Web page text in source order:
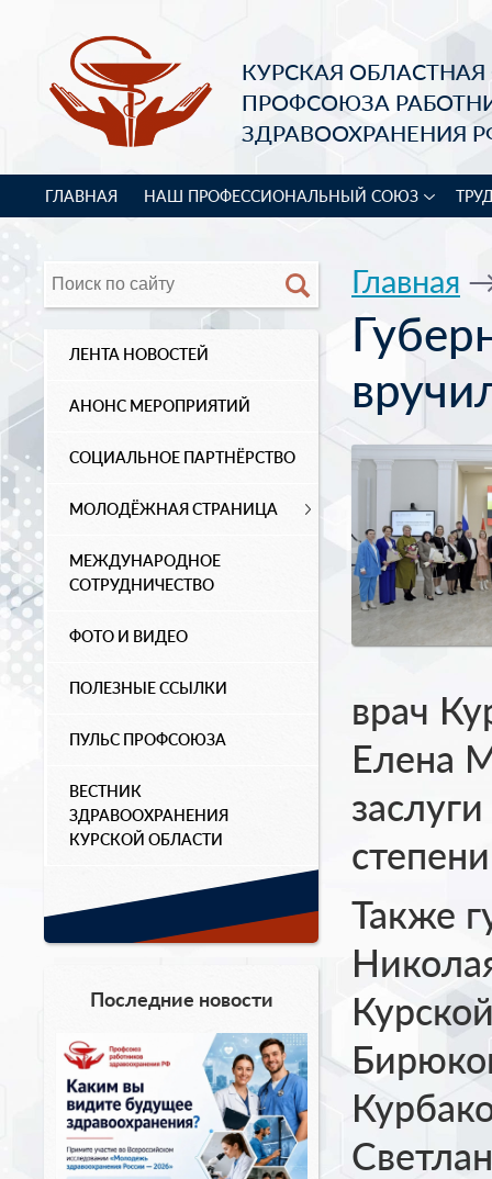
КУРСКАЯ
ПРОФСОЮЗА
ЗДРАВООХРАНЕНИЯ
ГЛАВНАЯ НАШ ПРОФЕССИОНАЛЬНЫЙ СОЮЗ
ЛЕНТА НОВОСТЕЙ
АНОНС МЕРОПРИЯТИЙ
СОЦИАЛЬНОЕ ПАРТНЁРСТВО
МОЛОДЁЖНАЯ СТРАНИЦА
МЕЖДУНАРОДНОЕ
СОТРУДНИЧЕСТВО
ФОТО И ВИДЕО
ПОЛЕЗНЫЕ ССЫЛКИ
ПУЛЬС ПРОФСОЮЗА
ВЕСТНИК
ЗДРАВООХРАНЕНИЯ
КУРСКОЙ ОБЛАСТИ
Последние новости
Главная
врач
Елена
Также